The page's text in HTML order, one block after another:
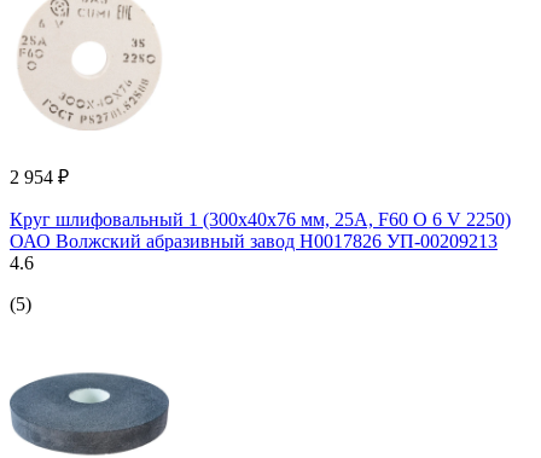
2 954 ₽
Круг шлифовальный 1 (300x40x76 мм, 25А, F60 O 6 V 2250)
ОАО Волжский абразивный завод Н0017826 УП-00209213
4.6
(5)